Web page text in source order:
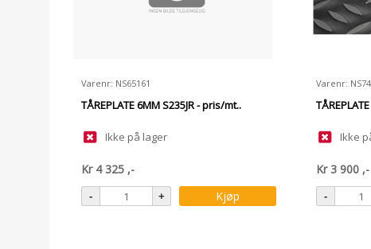
Varenr: NS65161
TÅREPLATE 6MM S235JR - pris/mt..
Ikke på lager
Kr 4 325 ,-
Kjøp
Varenr:
Ikke
Kr3 900 ,-